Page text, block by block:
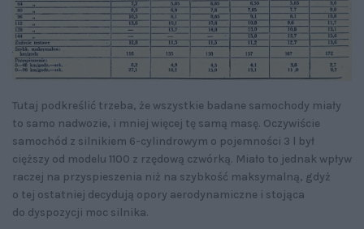
Tutaj podkreślić trzeba, że wszystkie badane samochody miały
to samo nadwozie, i mniej więcej tę samą masę. Oczywiście
samochód z silnikiem 6-cylindrowym o pojemności 3 l był
cięższy od modelu 1100 z rzędową czwórką. Miało to jednak wpływ
raczej na przyspieszenia niż na szybkość maksymalną, gdyż
o tej ostatniej decydują opory aerodynamiczne i stojąca
do dyspozycji moc silnika.